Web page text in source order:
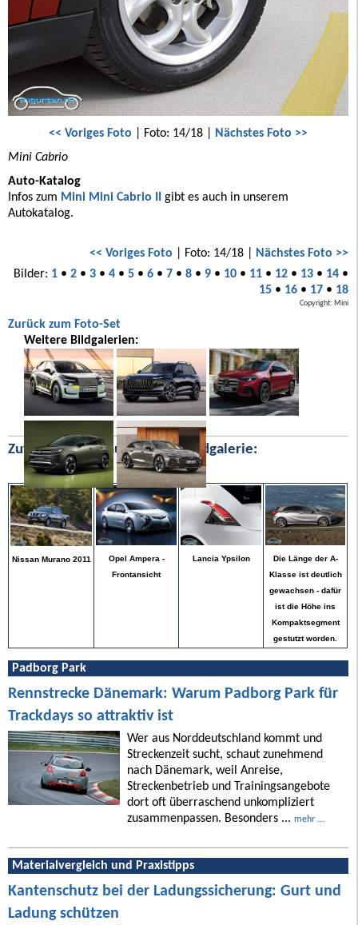
<< Voriges Foto | Foto: 14/18 | Nächstes Foto >>
Mini Cabrio
Auto-Katalog
Infos zum Mini Mini Cabrio II gibt es auch in unserem
Autokatalog.
<< Voriges Foto | Foto: 14/18 | Nächstes Foto >>
Bilder: 1• 2• 3• 4• 5• 6• 7• 8• 9• 10• 11• 12• 13• 14•
15• 16• 17• 18
Copyright: Mini
Zurück zum Foto-Set
Weitere Bildgalerien:
Zufällige Bilder aus unserer Bildgalerie:
Nissan Murano 2011
Opel Ampera -
Frontansicht
Lancia Ypsilon
Die Länge der A-
Klasse ist deutlich
gewachsen - dafür
ist die Höhe ins
Kompaktsegment
gestutzt worden.
Padborg Park
Rennstrecke Dänemark: Warum Padborg Park für
Trackdays so attraktiv ist
Wer aus Norddeutschland kommt und
Streckenzeit sucht, schaut zunehmend
nach Dänemark, weil Anreise,
Streckenbetrieb und Trainingsangebote
dort oft überraschend unkompliziert
zusammenpassen. Besonders ... mehr ...
Materialvergleich und Praxistipps
Kantenschutz bei der Ladungssicherung: Gurt und
Ladung schützen